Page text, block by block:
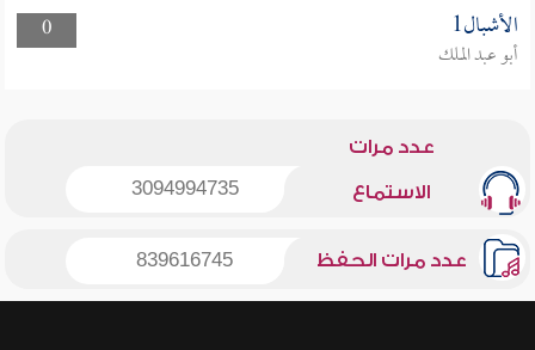
0
الأشبال1
أبو عبد الملك
عدد مرات
الاستماع 3094994735
عدد مرات الحفظ 839616745